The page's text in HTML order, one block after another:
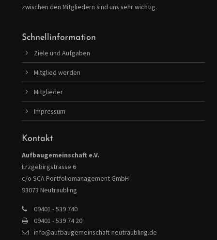
zwischen den Mitgliedern sind uns sehr wichtig.
Schnellinformation
Ziele und Aufgaben
Mitglied werden
Mitglieder
Impressum
Kontakt
Aufbaugemeinschaft e.V.
Erzgebirgstrasse 6
c/o SCA Portfoliomanagement GmbH
93073 Neutraubling
09401 - 539 740
09401 - 539 74 20
info@aufbaugemeinschaft-neutraubling.de